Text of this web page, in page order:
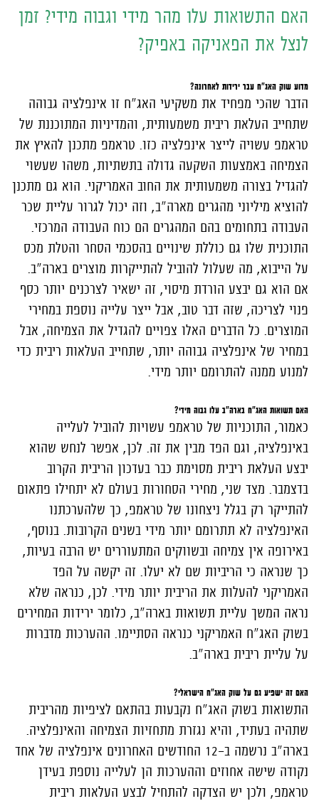
האם התשואות עלו מהר מידי וגבוה מידי? זמן
לנצל את הפאניקה באפיק?
מדוע שוק האג"ח עבר ירידות לאחרונה?
הדבר שהכי מפחיד את משקיעי האג"ח זו אינפלציה גבוהה
שתחייב העלאת ריבית משמעותית, והמדיניות המתוכננת של
טראמפ עשויה לייצר אינפלציה כזו. טראמפ מתכנן להאיץ את
הצמיחה באמצעות השקעה גדולה בתשתיות, משהו שעשוי
להגדיל בצורה משמעותית את החוב האמריקני. הוא גם מתכנן
להוציא מיליוני מהגרים מארה"ב, וזה יכול לגרור עליית שכר
העבודה בתחומים בהם המהגרים הם כוח העבודה המרכזי.
התוכנית שלו גם כוללת שינויים בהסכמי הסחר והטלת מכס
על הייבוא, מה שעלול להוביל להתייקרות מוצרים בארה"ב.
אם הוא גם יבצע הורדת מיסוי, זה ישאיר לצרכנים יותר כסף
פנוי לצריכה, שזה דבר טוב, אבל ייצר עלייה נוספת במחירי
המוצרים. כל הדברים האלו צפויים להגדיל את הצמיחה, אבל
במחיר של אינפלציה גבוהה יותר, שתחייב העלאות ריבית כדי
למנוע ממנה להתרומם יותר מידי.
האם תשואות האג"ח בארה"ב עלו גבוה מידי?
כאמור, התוכניות של טראמפ עשויות להוביל לעלייה
באינפלציה, וגם הפד מבין את זה. לכן, אפשר לנחש שהוא
יבצע העלאת ריבית מסוימת כבר בעדכון הריבית הקרוב
בדצמבר. מצד שני, מחירי הסחורות בעולם לא יתחילו פתאום
להתייקר רק בגלל ניצחונו של טראמפ, כך שלהערכתנו
האינפלציה לא תתרומם יותר מידי בשנים הקרובות. בנוסף,
באירופה אין צמיחה ובשווקים המתעוררים יש הרבה בעיות,
כך שנראה כי הריביות שם לא יעלו. זה יקשה על הפד
האמריקני להעלות את הריבית יותר מידי. לכן, כנראה שלא
נראה המשך עליית תשואות בארה"ב, כלומר ירידות המחירים
בשוק האג"ח האמריקני כנראה הסתיימו. ההערכות מדברות
על עליית ריבית בארה"ב.
האם זה ישפיע גם על שוק האג"ח הישראלי?
התשואות בשוק האג"ח נקבעות בהתאם לציפיות מהריבית
שתהיה בעתיד, והיא נגזרת מתחזיות הצמיחה והאינפלציה.
בארה"ב נרשמה ב-12 החודשים האחרונים אינפלציה של אחד
נקודה שישה אחוזים וההערכות הן לעלייה נוספת בעידן
טראמפ, ולכן יש הצדקה להתחיל לבצע העלאות ריבית